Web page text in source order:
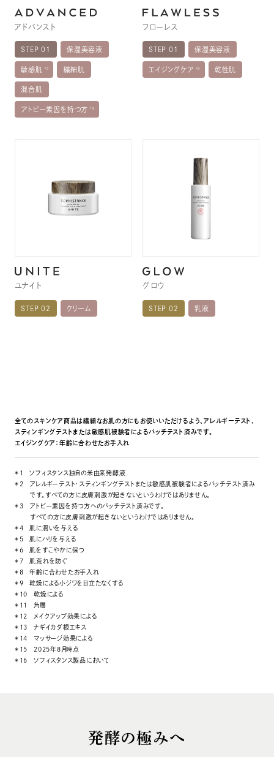
アドバンスト
STEP 01 保湿美容液
敏感肌 繊細肌
混合肌
アトピー素因を持つ方
フローレス
STEP 01 保湿美容液
エイジングケア 乾性肌
ユナイト
STEP 02 クリーム
グロウ
STEP 02 乳液
全てのスキンケア商品は繊細なお肌の方にもお使いいただけるよう、アレルギーテスト、
スティンギングテストまたは敏感肌被験者によるパッチテスト済みです。
エイジングケア：年齢に合わせたお手入れ
＊1
ソフィスタンス独自の米由来発酵液
＊2
アレルギーテスト・スティンギングテストまたは敏感肌被験者によるパッチテスト済み
です。すべての方に皮膚刺激が起きないというわけではありません。
＊3
アトピー素因を持つ方へのパッチテスト済みです。
すべての方に皮膚刺激が起きないというわけではありません。
＊4
肌に潤いを与える
＊5
肌にハリを与える
＊6
肌をすこやかに保つ
＊7
肌荒れを防ぐ
＊8
年齢に合わせたお手入れ
＊9
乾燥による小ジワを目立たなくする
＊10
乾燥による
＊11
角層
＊12
メイクアップ効果による
＊13
ナギイカダ根エキス
＊14
マッサージ効果による
＊15
2025年8月時点
＊16
ソフィスタンス製品において
発酵の極みへ